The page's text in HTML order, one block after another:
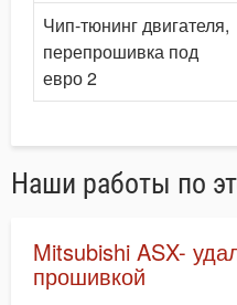
Чип-тюнинг двигателя,
перепрошивка под
евро 2
Наши работы по
Mitsubishi ASX-
прошивкой